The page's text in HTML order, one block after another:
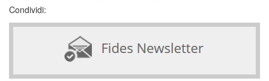
Condividi: